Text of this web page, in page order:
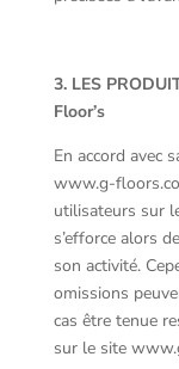
3. LES
Floor’s
En accord avec
www.g-
utilisateurs sur
s’efforce alors
son activité.
omissions
cas être tenue
sur le site